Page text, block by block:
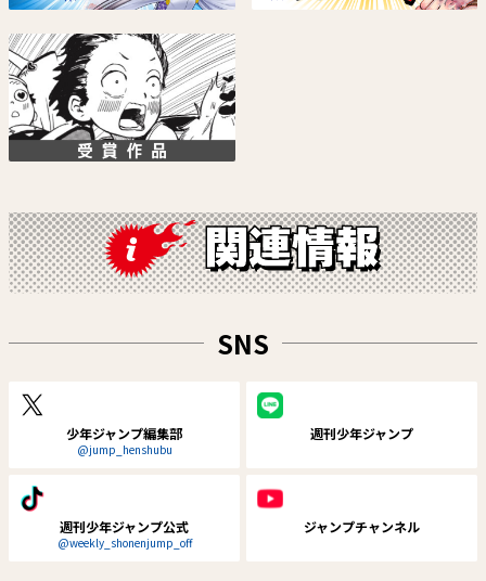
ヤマノエイ
SNS
少年ジャンプ編集部
@jump_henshubu
週刊少年ジャンプ
週刊少年ジャンプ公式
@weekly_shonenjump_off
ジャンプチャンネル